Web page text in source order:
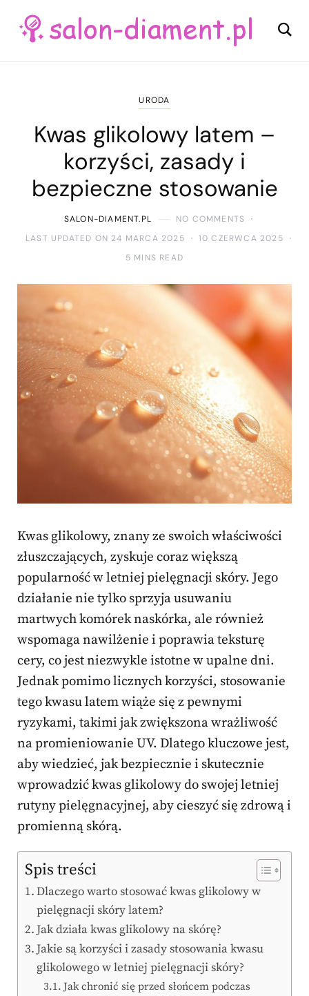
URODA
Kwas glikolowy latem –
korzyści, zasady i
bezpieczne stosowanie
SALON-DIAMENT.PL
NO COMMENTS
LAST UPDATED ON 24 MARCA 2025
10 CZERWCA 2025
5 MINS READ
Kwas glikolowy, znany ze swoich właściwości
złuszczających, zyskuje coraz większą
popularność w letniej pielęgnacji skóry. Jego
działanie nie tylko sprzyja usuwaniu
martwych komórek naskórka, ale również
wspomaga nawilżenie i poprawia teksturę
cery, co jest niezwykle istotne w upalne dni.
Jednak pomimo licznych korzyści, stosowanie
tego kwasu latem wiąże się z pewnymi
ryzykami, takimi jak zwiększona wrażliwość
na promieniowanie UV. Dlatego kluczowe jest,
aby wiedzieć, jak bezpiecznie i skutecznie
wprowadzić kwas glikolowy do swojej letniej
rutyny pielęgnacyjnej, aby cieszyć się zdrową i
promienną skórą.
Spis treści
Dlaczego warto stosować kwas glikolowy w
pielęgnacji skóry latem?
Jak działa kwas glikolowy na skórę?
Jakie są korzyści i zasady stosowania kwasu
glikolowego w letniej pielęgnacji skóry?
Jak chronić się przed słońcem podczas